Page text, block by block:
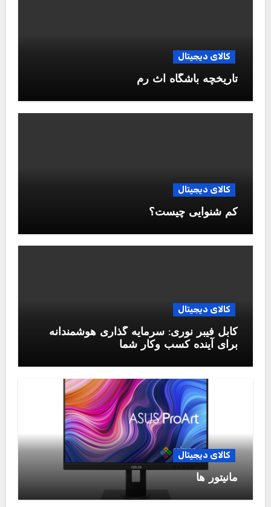
کالای دیجیتال
تاریخچه باشگاه آث رم
کالای دیجیتال
کم شنوایی چیست؟
کالای دیجیتال
کابل فیبر نوری: سرمایه گذاری هوشمندانه
برای آینده کسب وکار شما
کالای دیجیتال
مانیتور ها